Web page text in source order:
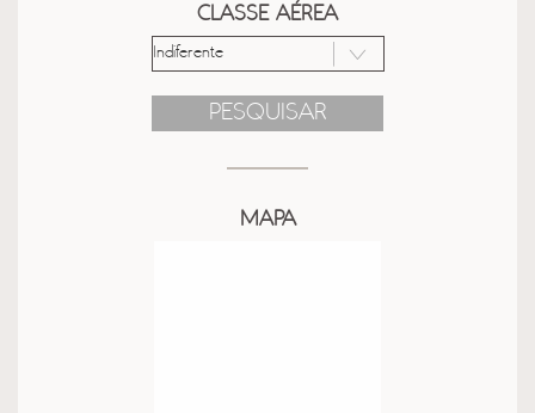
CLASSE AÉREA
PESQUISAR
MAPA